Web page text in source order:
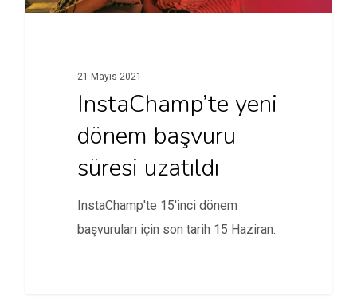
21 Mayıs 2021
InstaChamp’te yeni
dönem başvuru
süresi uzatıldı
InstaChamp'te 15'inci dönem
başvuruları için son tarih 15 Haziran.